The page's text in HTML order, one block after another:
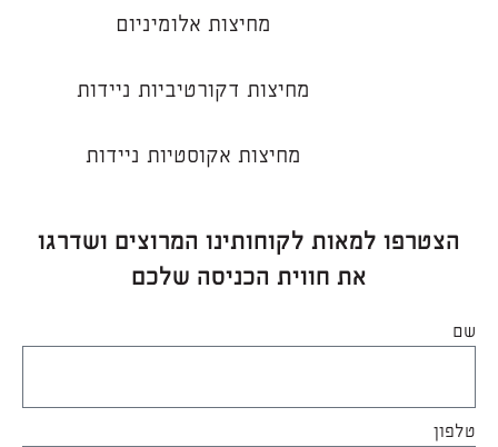
מחיצות אלומיניום
מחיצות דקורטיביות ניידות
מחיצות אקוסטיות ניידות
הצטרפו למאות לקוחותינו המרוצים ושדרגו
את חווית הכניסה שלכם
שם
טלפון